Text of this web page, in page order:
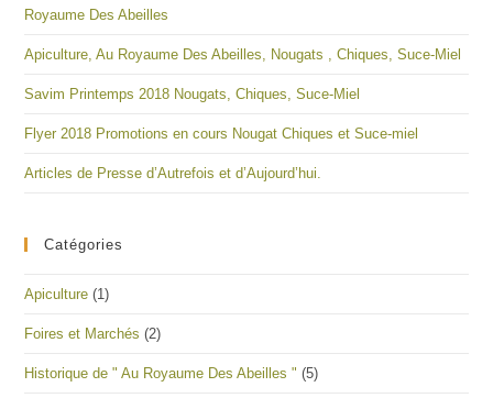
Royaume Des Abeilles
Apiculture, Au Royaume Des Abeilles, Nougats , Chiques, Suce-Miel
Savim Printemps 2018 Nougats, Chiques, Suce-Miel
Flyer 2018 Promotions en cours Nougat Chiques et Suce-miel
Articles de Presse d’Autrefois et d’Aujourd’hui.
Catégories
Apiculture (1)
Foires et Marchés (2)
Historique de " Au Royaume Des Abeilles " (5)